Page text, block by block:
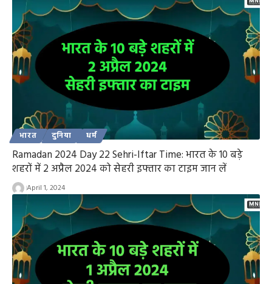
भारत दुनिया धर्म
Ramadan 2024 Day 22 Sehri-Iftar Time: भारत के 10 बड़े
शहरों में 2 अप्रैल 2024 को सेहरी इफ्तार का टाइम जान लें
April 1, 2024